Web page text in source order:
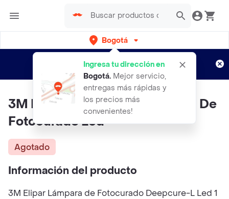
Bogotá
Ingresa tu dirección en
Bogotá. Mejor servicio,
entregas más rápidas y
los precios más
convenientes!
envíos gratis por semanas
Aplican TyC
3M Elipar Deepcure-L Lámpara De
Fotocurado Led
Agotado
Información del producto
3M Elipar Lámpara de Fotocurado Deepcure-L Led 1